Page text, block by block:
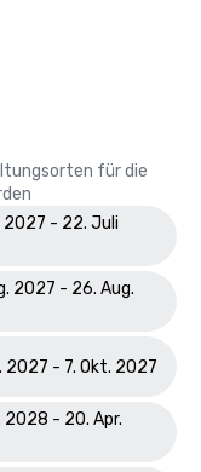
für die
2027 - 22. Juli
2027 - 26. Aug.
2027 - 7. Okt. 2027
2028 - 20. Apr.